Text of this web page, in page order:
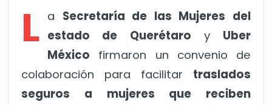
L a Secretaría de las Mujeres del
estado de Querétaro y Uber
México firmaron un convenio de
colaboración para facilitar traslados
seguros a mujeres que reciben